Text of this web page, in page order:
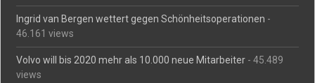
Ingrid van Bergen wettert gegen Schönheitsoperationen -
46.161 views
Volvo will bis 2020 mehr als 10.000 neue Mitarbeiter - 45.489
views